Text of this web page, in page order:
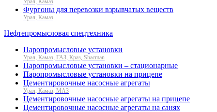
Урал, Камаз
Фургоны для перевозки взрывчатых веществ
Урал, Камаз
Нефтепромысловая спецтехника
Паропромысловые установки
Урал, Камаз, ГАЗ, Краз, Shacman
Паропромысловые установки – стационарные
Паропромысловые установки на прицепе
Цементировочные насосные агрегаты
Урал, Камаз, МАЗ
Цементировочные насосные агрегаты на прицепе
Цементировочные насосные агрегаты на санях